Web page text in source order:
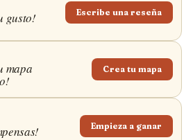
gusto! Escribe una reseña
mapa Crea tu mapa
Empieza a ganar